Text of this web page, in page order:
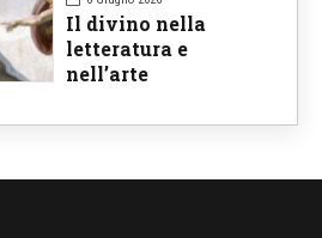
Il divino nella
letteratura e
nell’arte